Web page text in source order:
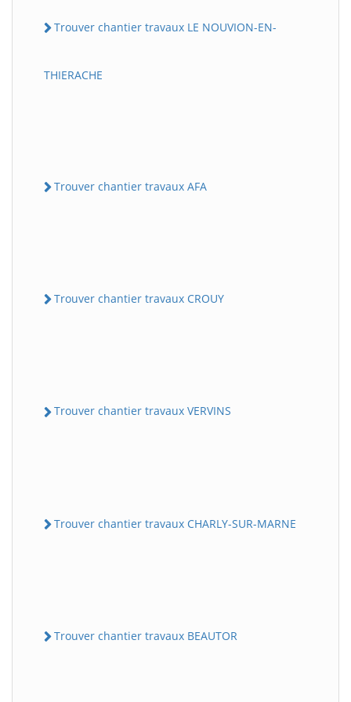
Trouver chantier travaux LE NOUVION-EN-
THIERACHE
Trouver chantier travaux AFA
Trouver chantier travaux CROUY
Trouver chantier travaux VERVINS
Trouver chantier travaux CHARLY-SUR-MARNE
Trouver chantier travaux BEAUTOR